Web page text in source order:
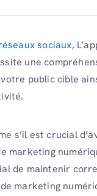
sociaux,
une
public cible
s’il est crucial
marketing
de maintenir
marketing